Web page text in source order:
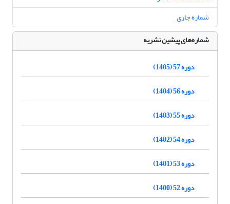
شماره جاری
شماره‌های پیشین نشریه
دوره 57 (1405)
دوره 56 (1404)
دوره 55 (1403)
دوره 54 (1402)
دوره 53 (1401)
دوره 52 (1400)